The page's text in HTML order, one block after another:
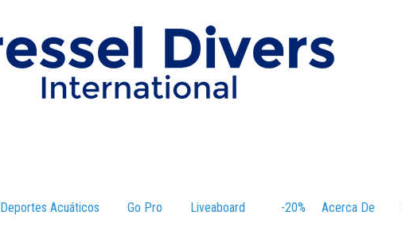
Deportes Acuáticos Go Pro Liveaboard -20% Acerca De